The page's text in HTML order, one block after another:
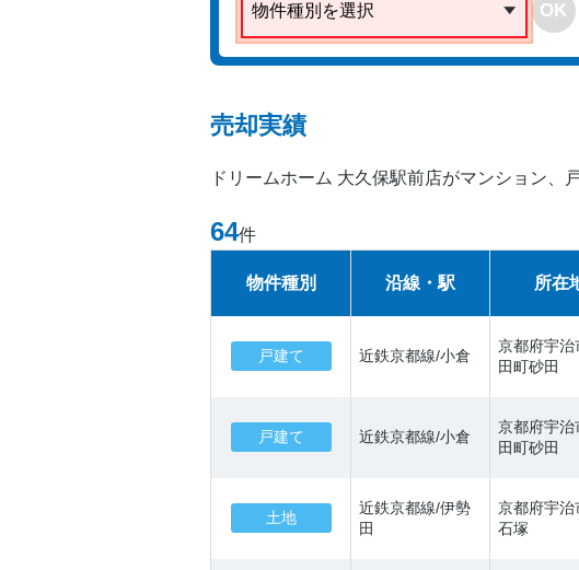
物件種別を選択 OK
売却実績
ドリームホーム 大久保駅前店がマンション
64件
物件種別 沿線・駅 所在
戸建て 近鉄京都線/小倉
京都府宇治
田町砂田
戸建て 近鉄京都線/小倉
京都府宇治
田町砂田
土地
近鉄京都線/伊勢
田
京都府宇治
石塚